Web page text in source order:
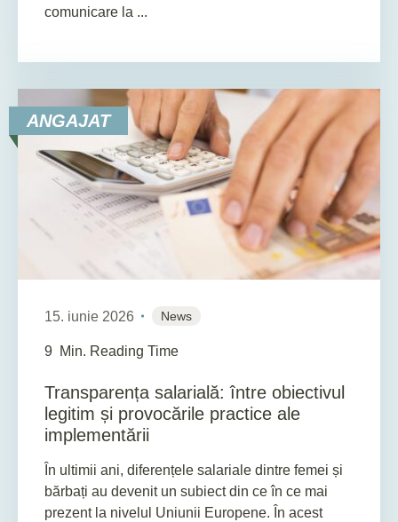
comunicare la ...
ANGAJAT
15. iunie 2026 News
9 Min. Reading Time
Transparența salarială: între obiectivul
legitim și provocările practice ale
implementării
În ultimii ani, diferențele salariale dintre femei și
bărbați au devenit un subiect din ce în ce mai
prezent la nivelul Uniunii Europene. În acest